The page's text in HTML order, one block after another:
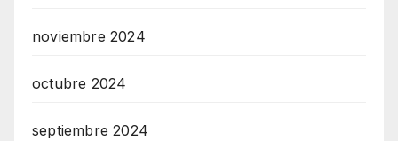
noviembre 2024
octubre 2024
septiembre 2024